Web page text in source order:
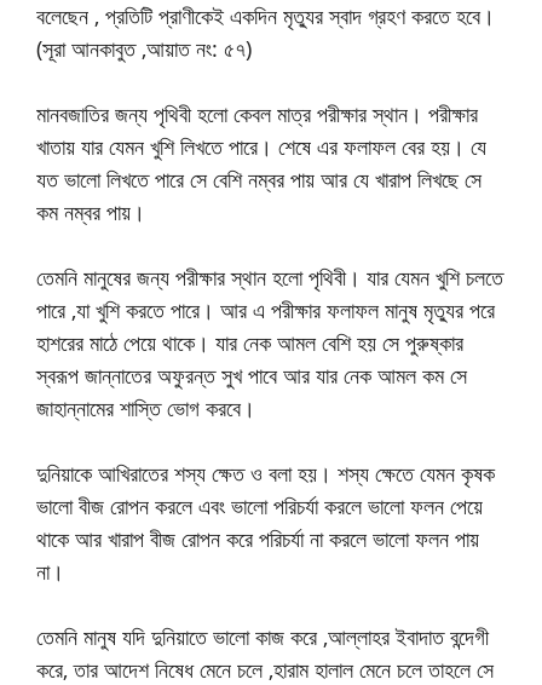
বলেছেন , প্রতিটি প্রাণীকেই একদিন মৃত্যুর স্বাদ গ্রহণ করতে হবে।
(সূরা আনকাবুত ,আয়াত নং: ৫৭)
মানবজাতির জন্য পৃথিবী হলো কেবল মাত্র পরীক্ষার স্থান। পরীক্ষার
খাতায় যার যেমন খুশি লিখতে পারে। শেষে এর ফলাফল বের হয়। যে
যত ভালো লিখতে পারে সে বেশি নম্বর পায় আর যে খারাপ লিখছে সে
কম নম্বর পায়।
তেমনি মানুষের জন্য পরীক্ষার স্থান হলো পৃথিবী। যার যেমন খুশি চলতে
পারে ,যা খুশি করতে পারে। আর এ পরীক্ষার ফলাফল মানুষ মৃত্যুর পরে
হাশরের মাঠে পেয়ে থাকে। যার নেক আমল বেশি হয় সে পুরুষ্কার
স্বরূপ জান্নাতের অফুরন্ত সুখ পাবে আর যার নেক আমল কম সে
জাহান্নামের শাস্তি ভোগ করবে।
দুনিয়াকে আখিরাতের শস্য ক্ষেত ও বলা হয়। শস্য ক্ষেতে যেমন কৃষক
ভালো বীজ রোপন করলে এবং ভালো পরিচর্যা করলে ভালো ফলন পেয়ে
থাকে আর খারাপ বীজ রোপন করে পরিচর্যা না করলে ভালো ফলন পায়
না।
তেমনি মানুষ যদি দুনিয়াতে ভালো কাজ করে ,আল্লাহর ইবাদাত বন্দেগী
করে, তার আদেশ নিষেধ মেনে চলে ,হারাম হালাল মেনে চলে তাহলে সে